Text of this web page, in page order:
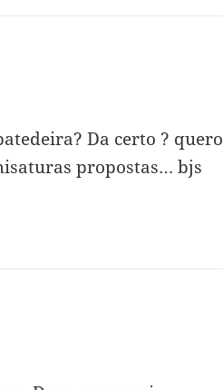
Da certo ? quero
propostas… bjs